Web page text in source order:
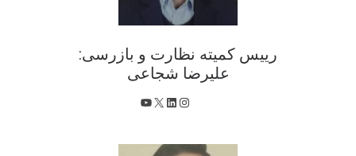
رییس کمیته نظارت و بازرسی:
علیرضا شجاعی
اینستاگرم
لینکداین
X یوتیوب